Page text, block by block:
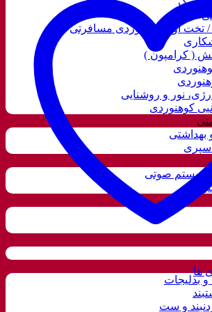
/ تخت آویز کوهنوردی مسافرتی
( کرامپون )
نور و روشنایی
کوهنوردی
بهداشتی
و سیستم صوتی
و بدلیجات
و ست
ها